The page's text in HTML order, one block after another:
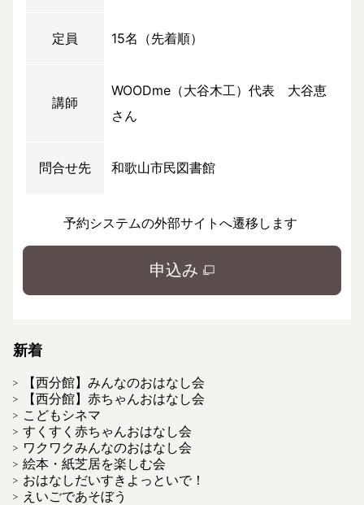
定員 15名（先着順）
講師
WOODme（大谷木工）代表 大谷恵
さん
問合せ先 和歌山市民図書館
予約システムの外部サイトへ遷移します
申込み
新着
【西分館】みんなのおはなし会
【西分館】赤ちゃんおはなし会
こどもシネマ
すくすく赤ちゃんおはなし会
ワクワクみんなのおはなし会
絵本・紙芝居を楽しむ会
おはなしだいすきよっといで！
えいごであそぼう